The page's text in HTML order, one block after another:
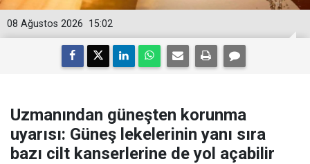
15:02
08 Ağustos 2026
Uzmanından güneşten korunma
uyarısı: Güneş lekelerinin yanı sıra
bazı cilt kanserlerine de yol açabilir